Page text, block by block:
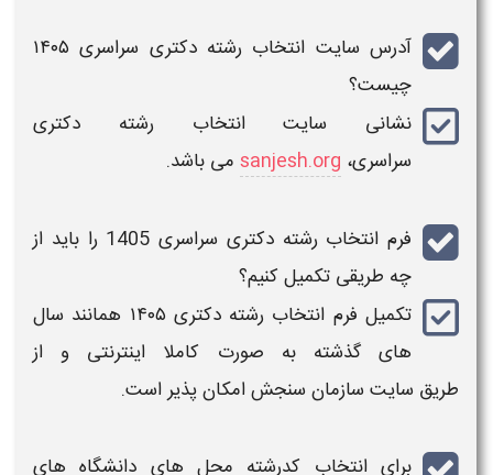
آدرس سایت
چیست؟
نشانی سایت انتخاب رشته دکتری
سراسری، sanjesh.org می باشد.
فرم انتخاب رشته دکتری سراسری 1405 را باید از
چه طریقی تکمیل کنیم؟
تکمیل فرم انتخاب رشته دکتری ۱۴۰۵​
همانند سال
های گذشته به صورت کاملا اینترنتی و از
طریق سایت سازمان سنجشامکان پذیر است.
برایانتخاب کدرشته محل های دانشگاه های